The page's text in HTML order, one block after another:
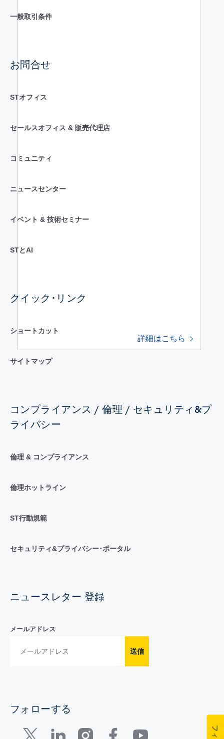
詳細はこちら
一般取引条件
お問合せ
STオフィス
セールスオフィス & 販売代理店
コミュニティ
ニュースセンター
イベント & 技術セミナー
STとAI
クイック･リンク
ショートカット
サイトマップ
コンプライアンス / 倫理 / セキュリティ&プ
ライバシー
倫理 & コンプライアンス
倫理ホットライン
ST行動規範
セキュリティ&プライバシー･ポータル
ニュースレター 登録
メールアドレス
送信
フォローする